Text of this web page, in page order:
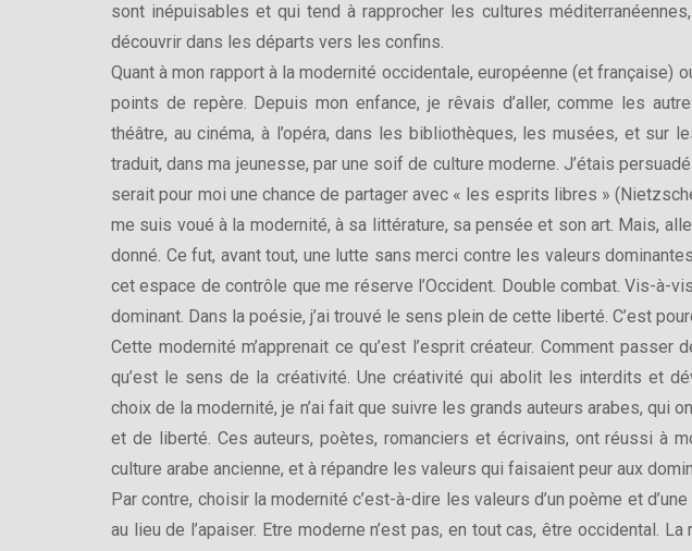
sont inépuisables et qui tend à rapprocher les cultures
découvrir dans les départs vers les confins.
Quant à mon rapport à la modernité occidentale, européenne (et française)
points de repère. Depuis mon enfance, je rêvais d’aller, comme les
théâtre, au cinéma, à l’opéra, dans les bibliothèques, les musées, et sur
traduit, dans ma jeunesse, par une soif de culture moderne. J’étais
serait pour moi une chance de partager avec « les esprits libres »
me suis voué à la modernité, à sa littérature, sa pensée et son art. Mais,
donné. Ce fut, avant tout, une lutte sans merci contre les valeurs
cet espace de contrôle que me réserve l’Occident. Double combat. Vis-à-
dominant. Dans la poésie, j’ai trouvé le sens plein de cette liberté. C’est
Cette modernité m’apprenait ce qu’est l’esprit créateur. Comment passer
qu’est le sens de la créativité. Une créativité qui abolit les interdits et
choix de la modernité, je n’ai fait que suivre les grands auteurs arabes, qui
et de liberté. Ces auteurs, poètes, romanciers et écrivains, ont réussi à
culture arabe ancienne, et à répandre les valeurs qui faisaient peur aux
Par contre, choisir la modernité c’est-à-dire les valeurs d’un poème et
au lieu de l’apaiser. Etre moderne n’est pas, en tout cas, être occidental.